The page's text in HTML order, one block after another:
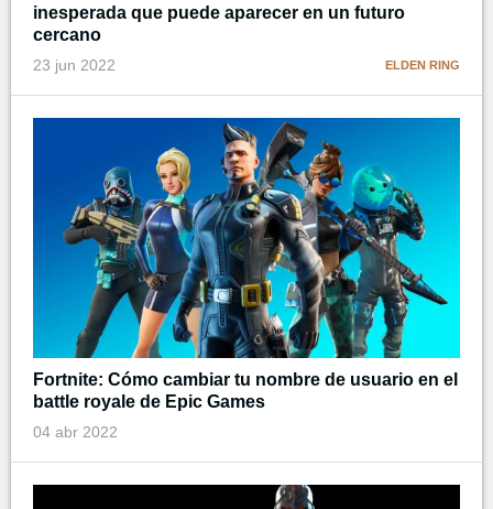
inesperada que puede aparecer en un futuro
cercano
23 jun 2022 ELDEN RING
Fortnite: Cómo cambiar tu nombre de usuario en el
battle royale de Epic Games
04 abr 2022